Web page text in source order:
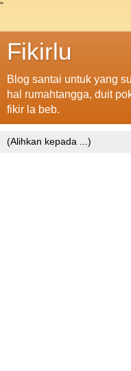
"
Fikirlu
Blog santai untuk yang
hal rumahtangga, duit
fikir la beb.